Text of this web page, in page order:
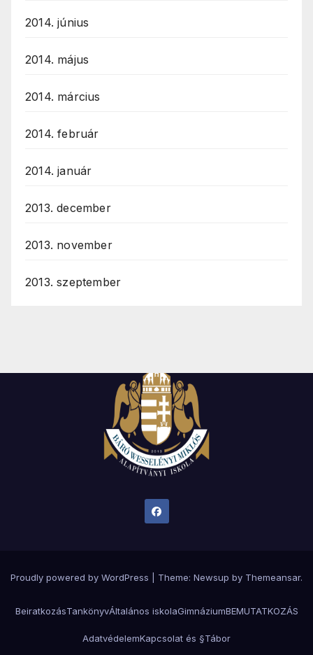
2014. június
2014. május
2014. március
2014. február
2014. január
2013. december
2013. november
2013. szeptember
Proudly powered by WordPress Theme: Newsup by Themeansar.
BeiratkozásTankönyvÁltalános iskolaGimnáziumBEMUTATKOZÁS
AdatvédelemKapcsolat és §Tábor